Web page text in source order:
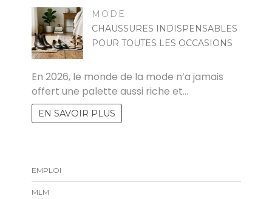
MODE
CHAUSSURES INDISPENSABLES
POUR TOUTES LES OCCASIONS
En 2026, le monde de la mode n’a jamais
offert une palette aussi riche et…
EN SAVOIR PLUS
EMPLOI
MLM